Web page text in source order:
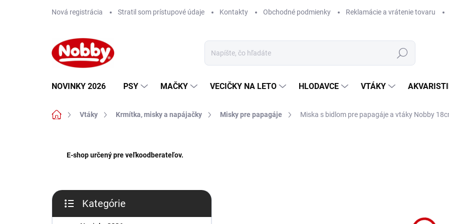
Nová registrácia Stratil som prístupové údaje Kontakty Obchodné podmienky Reklamácie a vrátenie tovaru
Hľadať
NOVINKY 2026 PSY MAČKY VECIČKY NA LETO HLODAVCE VTÁKY
DomovVtáky Krmítka, misky a napájačky Misky pre papagáje Miska s bidlom pre papagáje a vtáky Nobby
p
n
E-shop určený pre veľkoodberateľov.
kategórie
Kategórie